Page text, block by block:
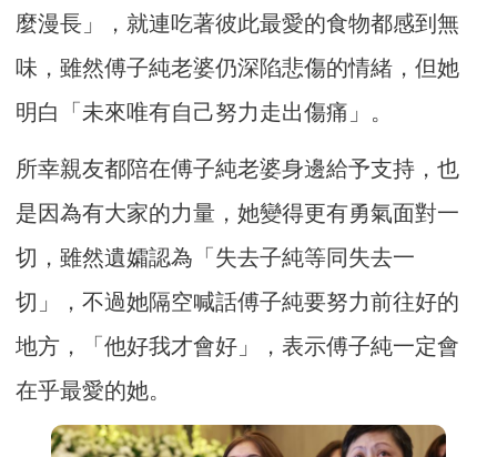
麼漫長」，就連吃著彼此最愛的食物都感到無
味，雖然傅子純老婆仍深陷悲傷的情緒，但她
明白「未來唯有自己努力走出傷痛」。
所幸親友都陪在傅子純老婆身邊給予支持，也
是因為有大家的力量，她變得更有勇氣面對一
切，雖然遺孀認為「失去子純等同失去一
切」，不過她隔空喊話傅子純要努力前往好的
地方，「他好我才會好」，表示傅子純一定會
在乎最愛的她。